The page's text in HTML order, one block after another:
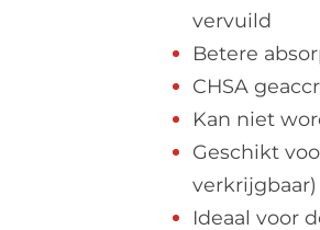
vervuild
Betere
CHSA
Kan niet
Geschikt
verkrijgbaar)
Ideaal voor